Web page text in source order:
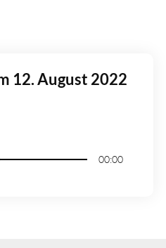
12. August 2022
00:00